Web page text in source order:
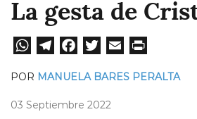
La gesta de
W
A
Te
a
Fa
ok er
POR MANUELA BARES PERALTA
03 Septiembre 2022